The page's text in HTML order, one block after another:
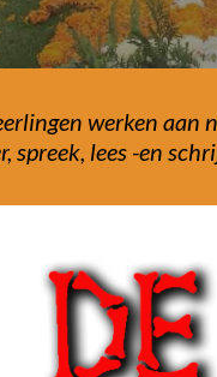
werken
lees -en